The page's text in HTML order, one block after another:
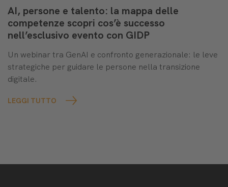
AI, persone e talento: la mappa delle
competenze scopri cos’è successo
nell’esclusivo evento con GIDP
Un webinar tra GenAI e confronto generazionale: le leve
strategiche per guidare le persone nella transizione
digitale.
LEGGI TUTTO